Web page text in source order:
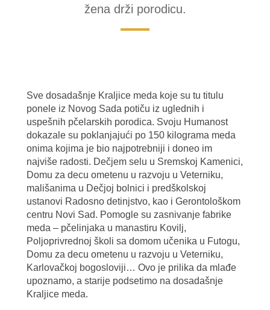
žena drži porodicu.
Sve dosadašnje Kraljice meda koje su tu titulu
ponele iz Novog Sada potiču iz uglednih i
uspešnih pčelarskih porodica. Svoju Humanost
dokazale su poklanjajući po 150 kilograma meda
onima kojima je bio najpotrebniji i doneo im
najviše radosti. Dečjem selu u Sremskoj Kamenici,
Domu za decu ometenu u razvoju u Veterniku,
mališanima u Dečjoj bolnici i predškolskoj
ustanovi Radosno detinjstvo, kao i Gerontološkom
centru Novi Sad. Pomogle su zasnivanje fabrike
meda – pčelinjaka u manastiru Kovilj,
Poljoprivrednoj školi sa domom učenika u Futogu,
Domu za decu ometenu u razvoju u Veterniku,
Karlovačkoj bogosloviji… Ovo je prilika da mlađe
upoznamo, a starije podsetimo na dosadašnje
Kraljice meda.